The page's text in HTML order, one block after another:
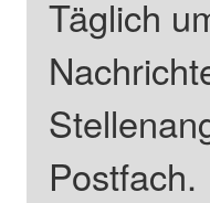
Täglich
Postfach.